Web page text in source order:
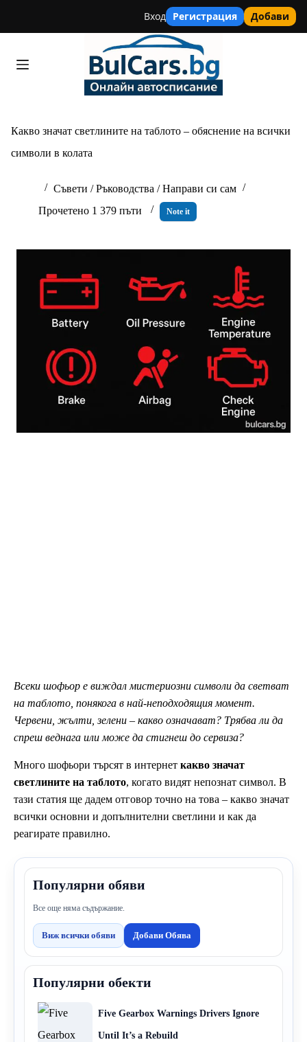
Вход Регистрация Добави
Какво значат светлините на таблото – обяснение на всички
символи в колата
Съвети / Ръководства / Направи си сам
Прочетено 1 379 пъти
Note it
Всеки шофьор е виждал мистериозни символи да светват
на таблото, понякога в най-неподходящия момент.
Червени, жълти, зелени – какво означават? Трябва ли да
спреш веднага или може да стигнеш до сервиза?
Много шофьори търсят в интернет какво значат
светлините на таблото, когато видят непознат символ. В
тази статия ще дадем отговор точно на това – какво значат
всички основни и допълнителни светлини и как да
реагирате правилно.
Популярни обяви
Все още няма съдържание.
Виж всички обяви Добави Обява
Популярни обекти
Five Gearbox Warnings Drivers Ignore
Until It’s a Rebuild